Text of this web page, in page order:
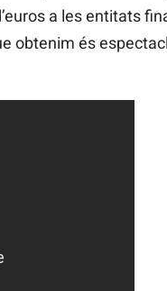
a les entitats
obtenim és